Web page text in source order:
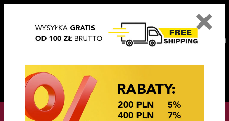
OKAZJE CENOWE! OKAZJE CENOWE!
×